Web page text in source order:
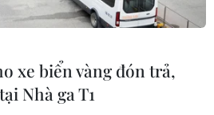
dự định để vạc giữ
tại Paris
xe biển vàng đón trả,
Nhà ga T1